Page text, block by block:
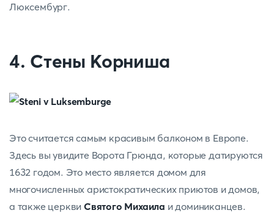
Люксембург.
4. Стены Корниша
Это считается самым красивым балконом в Европе.
Здесь вы увидите Ворота Грюнда, которые датируются
1632 годом. Это место является домом для
многочисленных аристократических приютов и домов,
а также церкви Святого Михаила и доминиканцев.